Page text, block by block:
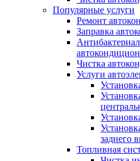
Популярные услуги
Ремонт
Заправка
Чистка
Услуги
заднего
Топливная